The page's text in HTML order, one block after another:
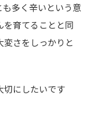
多く辛いという意
を育てることと同
変さをしっかりと
切にしたいです